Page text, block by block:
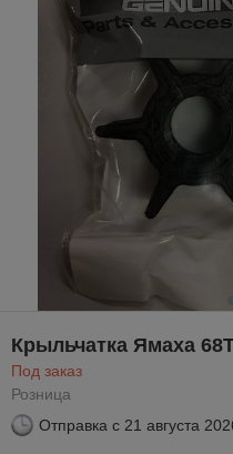
Крыльчатка Ямаха
Под заказ
Розница
Отправка с 21 августа